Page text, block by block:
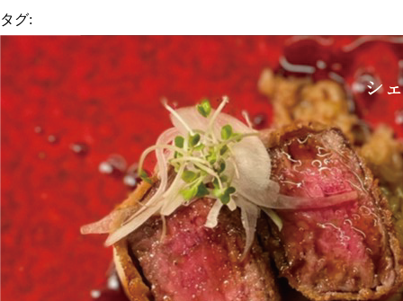
タグ:
投
稿
ビ
ゲ
ン